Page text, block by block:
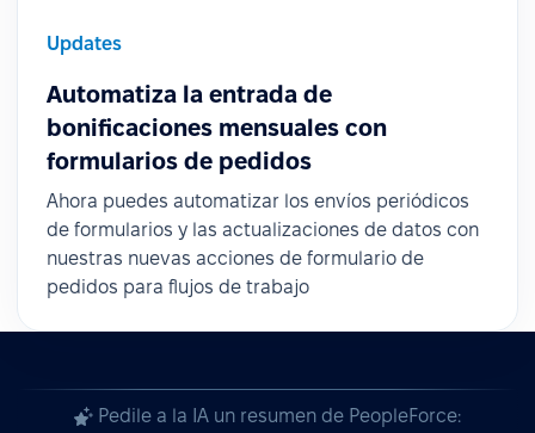
Updates
Automatiza la entrada de
bonificaciones mensuales con
formularios de pedidos
Ahora puedes automatizar los envíos periódicos
de formularios y las actualizaciones de datos con
nuestras nuevas acciones de formulario de
pedidos para flujos de trabajo
Pedile a la IA un resumen de PeopleForce: